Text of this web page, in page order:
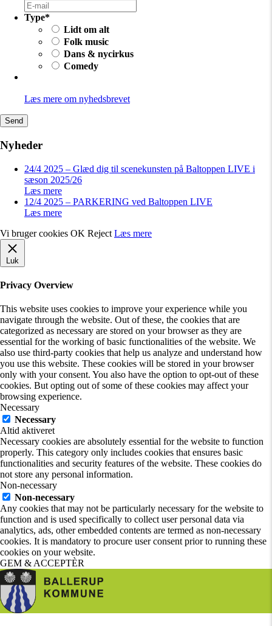
Type*
Lidt om alt
Folk music
Dans & nycirkus
Comedy
Læs mere om nyhedsbrevet
Send
Nyheder
24/4 2025 – Glæd dig til scenekunsten på Baltoppen LIVE i
sæson 2025/26
Læs mere
12/4 2025 – PARKERING ved Baltoppen LIVE
Læs mere
Vi bruger cookies OK Reject Læs mere
Luk
Privacy Overview
This website uses cookies to improve your experience while you
navigate through the website. Out of these, the cookies that are
categorized as necessary are stored on your browser as they are
essential for the working of basic functionalities of the website. We
also use third-party cookies that help us analyze and understand how
you use this website. These cookies will be stored in your browser
only with your consent. You also have the option to opt-out of these
cookies. But opting out of some of these cookies may affect your
browsing experience.
Necessary
Necessary
Altid aktiveret
Necessary cookies are absolutely essential for the website to function
properly. This category only includes cookies that ensures basic
functionalities and security features of the website. These cookies do
not store any personal information.
Non-necessary
Non-necessary
Any cookies that may not be particularly necessary for the website to
function and is used specifically to collect user personal data via
analytics, ads, other embedded contents are termed as non-necessary
cookies. It is mandatory to procure user consent prior to running these
cookies on your website.
GEM & ACCEPTÈR